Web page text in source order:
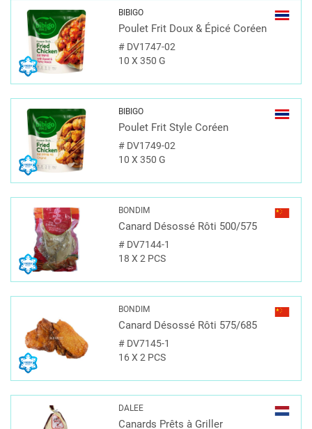
BIBIGO
Poulet Frit Doux & Épicé Coréen
#DV1747-02
10 X 350 G
BIBIGO
Poulet Frit Style Coréen
#DV1749-02
10 X 350 G
BONDIM
Canard Désossé Rôti 500/575
#DV7144-1
18 X 2 PCS
BONDIM
Canard Désossé Rôti 575/685
#DV7145-1
16 X 2 PCS
DALEE
Canards Prêts à Griller